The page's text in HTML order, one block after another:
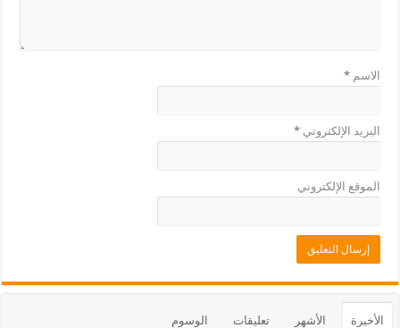
الاسم*
البريد الإلكتروني*
الموقع الإلكتروني
الأخيرة الأشهر تعليقات الوسوم